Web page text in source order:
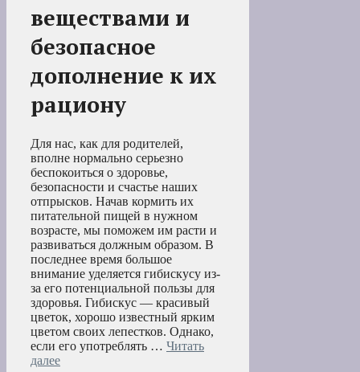
веществами и
безопасное
дополнение к их
рациону
Для нас, как для родителей,
вполне нормально серьезно
беспокоиться о здоровье,
безопасности и счастье наших
отпрысков. Начав кормить их
питательной пищей в нужном
возрасте, мы поможем им расти и
развиваться должным образом. В
последнее время большое
внимание уделяется гибискусу из-
за его потенциальной пользы для
здоровья. Гибискус — красивый
цветок, хорошо известный ярким
цветом своих лепестков. Однако,
если его употреблять … Читать
далее